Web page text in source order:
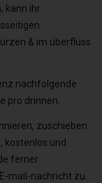
kann ihr
& im überfluss
nachfolgende
pro drinnen.
zuschieben
kostenlos und
ferner
mail-nachricht zu.